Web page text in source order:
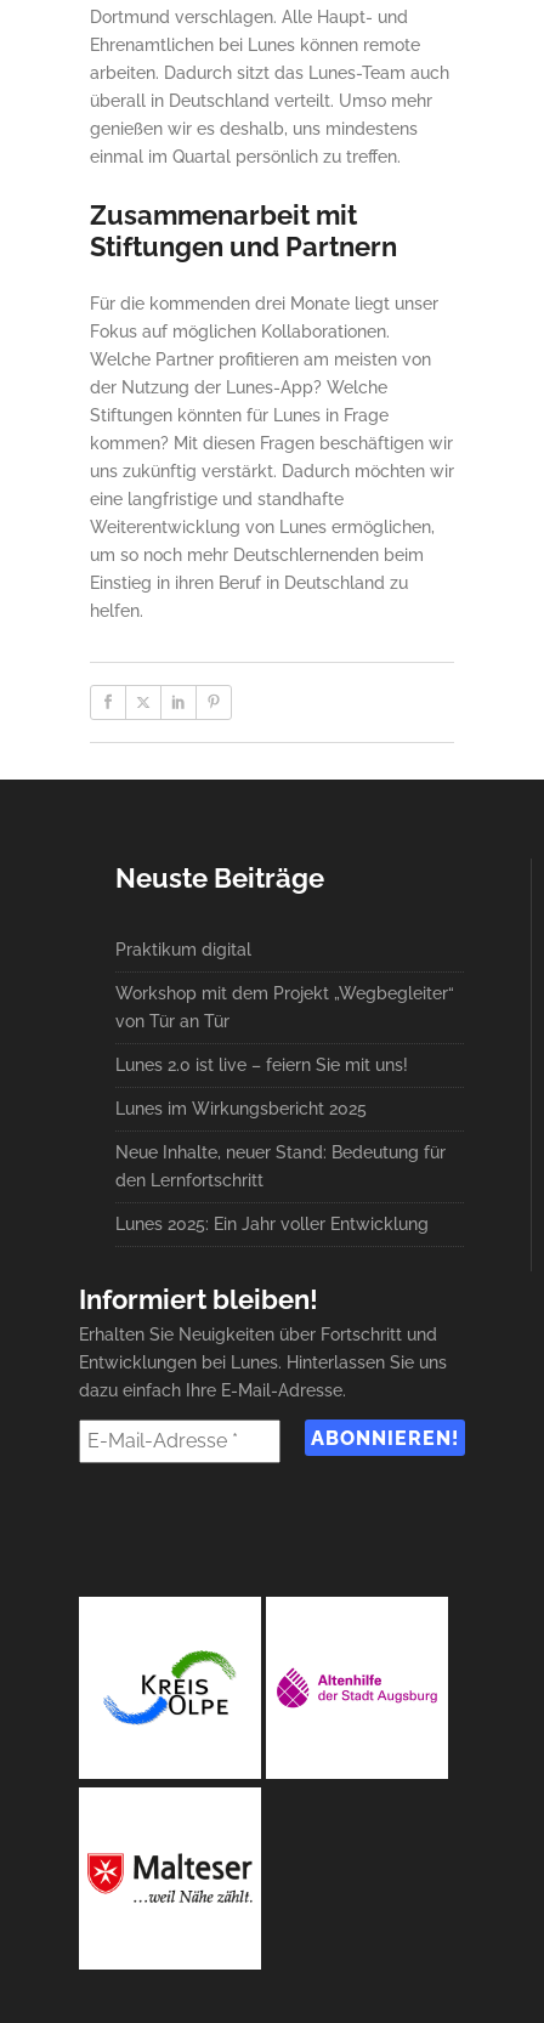
Dortmund verschlagen. Alle Haupt- und
Ehrenamtlichen bei Lunes können remote
arbeiten. Dadurch sitzt das Lunes-Team auch
überall in Deutschland verteilt. Umso mehr
genießen wir es deshalb, uns mindestens
einmal im Quartal persönlich zu treffen.
Zusammenarbeit mit
Stiftungen und Partnern
Für die kommenden drei Monate liegt unser
Fokus auf möglichen Kollaborationen.
Welche Partner profitieren am meisten von
der Nutzung der Lunes-App? Welche
Stiftungen könnten für Lunes in Frage
kommen? Mit diesen Fragen beschäftigen wir
uns zukünftig verstärkt. Dadurch möchten wir
eine langfristige und standhafte
Weiterentwicklung von Lunes ermöglichen,
um so noch mehr Deutschlernenden beim
Einstieg in ihren Beruf in Deutschland zu
helfen.
Neuste Beiträge
Praktikum digital
Workshop mit dem Projekt „Wegbegleiter“
von Tür an Tür
Lunes 2.0 ist live – feiern Sie mit uns!
Lunes im Wirkungsbericht 2025
Neue Inhalte, neuer Stand: Bedeutung für
den Lernfortschritt
Lunes 2025: Ein Jahr voller Entwicklung
Informiert bleiben!
Erhalten Sie Neuigkeiten über Fortschritt und
Entwicklungen bei Lunes. Hinterlassen Sie uns
dazu einfach Ihre E-Mail-Adresse.